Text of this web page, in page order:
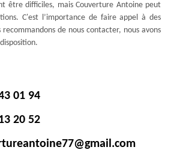
être difficiles, mais Couverture Antoine peut
C'est l’importance de faire appel à des
recommandons de nous contacter, nous avons
01 94
20 52